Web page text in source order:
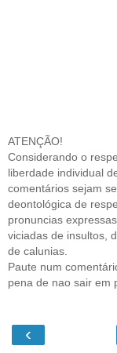
ATENÇÃO!
Considerando o
liberdade individual
comentários sejam
deontológica de
pronuncias
viciadas de insultos,
de calunias.
Paute num
pena de nao sair em
‹